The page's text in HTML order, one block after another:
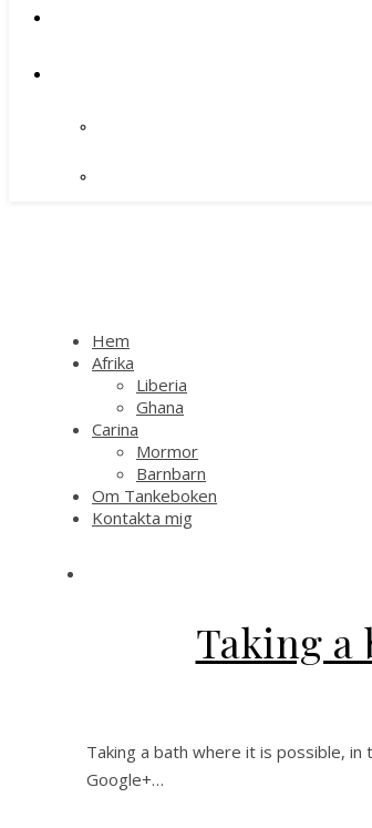
Hem
Afrika
Liberia
Ghana
Carina
Mormor
Barnbarn
Om Tankeboken
Kontakta mig
Taking a
Taking a bath where it is possible,
Google+…